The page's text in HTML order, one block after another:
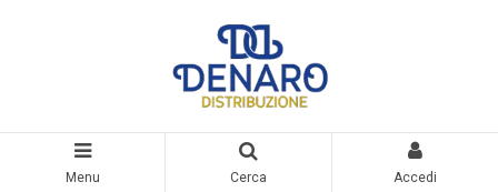
Menu Cerca Accedi